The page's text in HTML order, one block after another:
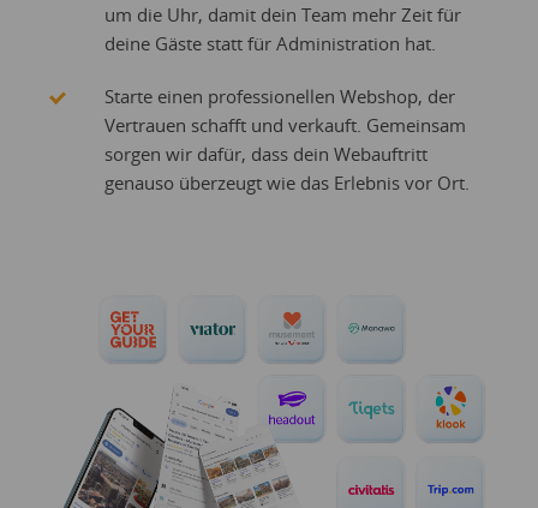
um die Uhr, damit dein Team mehr Zeit für
deine Gäste statt für Administration hat.
Starte einen professionellen Webshop, der
Vertrauen schafft und verkauft. Gemeinsam
sorgen wir dafür, dass dein Webauftritt
genauso überzeugt wie das Erlebnis vor Ort.